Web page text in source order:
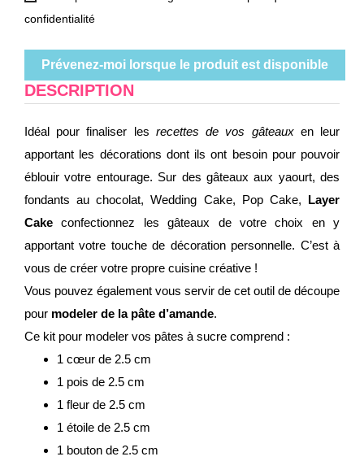
confidentialité
Prévenez-moi lorsque le produit est disponible
DESCRIPTION
Idéal pour finaliser les recettes de vos gâteauxen leur
apportant les décorations dont ils ont besoin pour pouvoir
éblouir votre entourage. Sur des gâteaux aux yaourt, des
fondants au chocolat, Wedding Cake, Pop Cake, Layer
Cake confectionnez les gâteaux de votre choix en y
apportant votre touche de décoration personnelle. C’est à
vous de créer votre propre cuisine créative !
Vous pouvez également vous servir de cet outil de découpe
pour modeler de la pâte d’amande.
Ce kit pour modeler vos pâtes à sucre comprend :
1 cœur de 2.5 cm
1 pois de 2.5 cm
1 fleur de 2.5 cm
1 étoile de 2.5 cm
1 bouton de 2.5 cm